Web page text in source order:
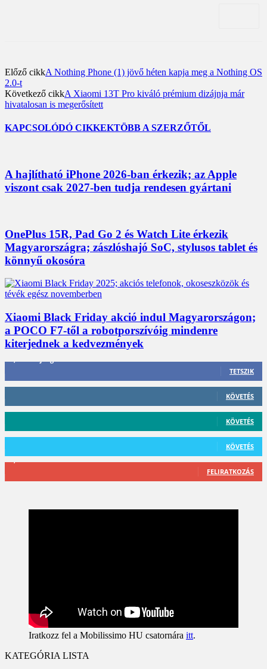
Előző cikkA Nothing Phone (1) jövő héten kapja meg a Nothing OS
2.0-t
Következő cikkA Xiaomi 13T Pro kiváló prémium dizájnja már
hivatalosan is megerősített
KAPCSOLÓDÓ CIKKEKTÖBB A SZERZŐTŐL
A hajlítható iPhone 2026-ban érkezik; az Apple
viszont csak 2027-ben tudja rendesen gyártani
OnePlus 15R, Pad Go 2 és Watch Lite érkezik
Magyarországra; zászlóshajó SoC, stylusos tablet és
könnyű okosóra
Xiaomi Black Friday akció indul Magyarországon;
a POCO F7-től a robotporszívóig mindenre
kiterjednek a kedvezmények
TETSZIK
412 Követő
KÖVETÉS
59 Követő
KÖVETÉS
101 Követő
KÖVETÉS
2,589 Feliratkozó
FELIRATKOZÁS
Iratkozz fel a Mobilissimo HU csatornára itt.
KATEGÓRIA LISTA